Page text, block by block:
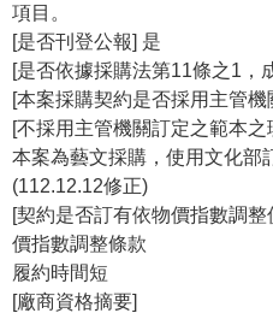
項目。
[是否刊登公報] 是
[是否依據採購法第11條之1，
[本案採購契約是否採用主管
[不採用主管機關訂定之範本之
本案為藝文採購，使用文化部
(112.12.12修正)
[契約是否訂有依物價指數調
價指數調整條款
履約時間短
[廠商資格摘要]